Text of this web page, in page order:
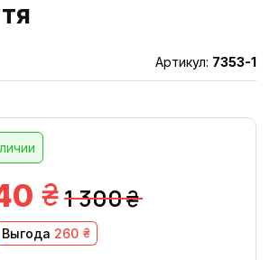
Артикул: 7353-1
1 300
грн.
грн.
Выгода 260 грн.